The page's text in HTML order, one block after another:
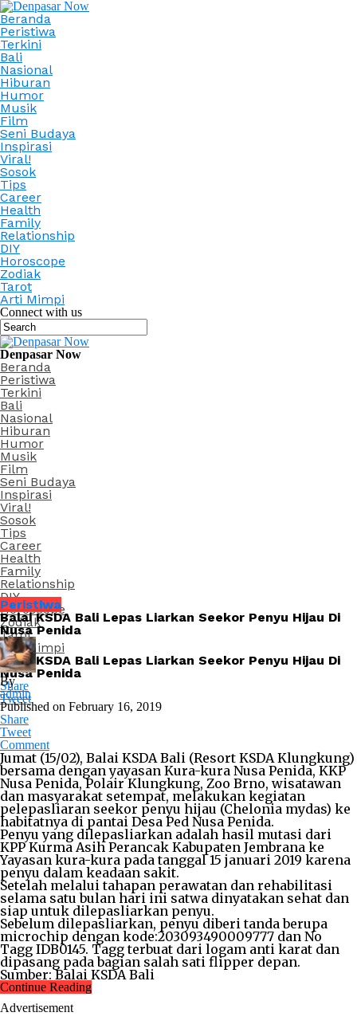
Beranda
Peristiwa
Terkini
Bali
Nasional
Hiburan
Humor
Musik
Film
Seni Budaya
Inspirasi
Viral!
Sosok
Tips
Career
Health
Family
Relationship
DIY
Horoscope
Zodiak
Tarot
Arti Mimpi
Connect with us
Denpasar Now
Beranda
Peristiwa
Terkini
Bali
Nasional
Hiburan
Humor
Musik
Film
Seni Budaya
Inspirasi
Viral!
Sosok
Tips
Career
Health
Family
Relationship
DIY
Horoscope
Zodiak
Tarot
Arti Mimpi
Balai KSDA Bali Lepas Liarkan Seekor Penyu Hijau Di
Nusa Penida
Share
Tweet
Peristiwa
Balai KSDA Bali Lepas Liarkan Seekor Penyu Hijau Di
Nusa Penida
By
admin
Published on February 16, 2019
Share
Tweet
Comment
Jumat (15/02), Balai KSDA Bali (Resort KSDA Klungkung)
bersama dengan yayasan Kura-kura Nusa Penida, KKP
Nusa Penida, Polair Klungkung, Zoo Brno, wisatawan
dan masyarakat setempat, melakukan kegiatan
pelepasliaran seekor penyu hijau (Chelonia mydas) ke
habitatnya di pantai Desa Ped Nusa Penida.
Penyu yang dilepasliarkan adalah hasil mutasi dari
KPP Kurma Asih Perancak Kabupaten Jembrana ke
Yayasan kura-kura pada tanggal 15 januari 2019 karena
penyu dalam keadaan sakit.
Setelah melalui tahapan perawatan dan rehabilitasi
selama satu bulan hari ini satwa dinyatakan sehat dan
siap untuk dilepasliarkan penyu.
Sebelum dilepasliarkan, penyu diberi tanda berupa
microchip dengan kode:203093490009777 dan No
Tagg IDB0145. Tagg terbuat dari logam anti karat dan
dipasang pada bagian salah sati flipper depan.
Sumber: Balai KSDA Bali
Continue Reading
Advertisement